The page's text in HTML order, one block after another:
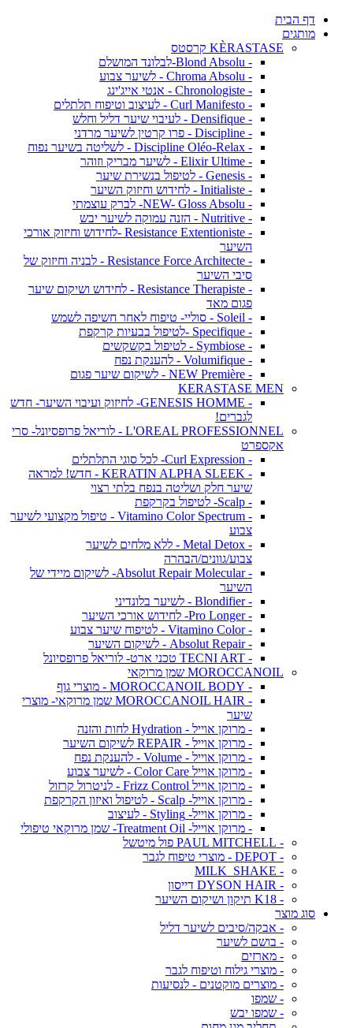
דף הבית
מותגים
KÈRASTASE קרסטס
- Blond Absolu-לבלונד המושלם
- Chroma Absolu - לשיער צבוע
- Chronologiste - אנטי אייג'ינג
- Curl Manifesto - לעיצוב וטיפוח תלתלים
- Densifique - לעיבוי שיער דליל וחלש
- Discipline - פרו קרטין לשיער מרדני
- Discipline Oléo-Relax - לשליטה בשיער נפוח
- Elixir Ultime - לשיער מבריק וזוהר
- Genesis - לטיפול בנשירת שיער
- Initialiste - לחידוש וחיזוק השיער
- NEW- Gloss Absolu- לברק עוצמתי
- Nutritive - הזנה עמוקה לשיער יבש
- Resistance Extentioniste -לחידוש וחיזוק אורכי
השיער
- Resistance Force Architecte - לבניה וחיזוק של
סיבי השיער
- Resistance Therapiste - לחידוש ושיקום שיער
פגום מאד
- Soleil - סוליי- טיפוח לאחר חשיפה לשמש
- Specifique -לטיפול בבעיות קרקפת
- Symbiose - לטיפול בקשקשים
- Volumifique - להענקת נפח
- NEW Première - לשיקום שיער פגום
KERASTASE MEN
- GENESIS HOMME- לחיזוק ועיבוי השיער- חדש
לגברים!
L'OREAL PROFESSIONNEL - לוריאל פרופסיונל- סרי
אקספרט
- Curl Expression- לכל סוגי התלתלים
- KERATIN ALPHA SLEEK - חדש! למראה
שיער חלק ושליטה בנפח בלתי רצוי
- Scalp- לטיפול בקרקפת
- Vitamino Color Spectrum - טיפול מקצועי לשיער
צבוע
- Metal Detox - ללא מלחים לשיער
צבוע/גוונים/הבהרה
- Absolut Repair Molecular- לשיקום מיידי של
השיער
- Blondifier - לשיער בלונדיני
- Pro Longer- לחידוש אורכי השיער
- Vitamino Color - לטיפוח שיער צבוע
- Absolut Repair - לשיקום השיער
- TECNI ART טכני ארט- לוריאל פרופסיונל
MOROCCANOIL שמן מרוקאי
- MOROCCANOIL BODY - מוצרי גוף
- MOROCCANOIL HAIR שמן מרוקאי- מוצרי
שיער
- מרוקן אוייל - Hydration לחות והזנה
- מרוקן אוייל - REPAIR לשיקום השיער
- מרוקן אוייל - Volume - להענקת נפח
- מרוקן אוייל Color Care - לשיער צבוע
- מרוקן אוייל Frizz Control - לניטרול קרזול
- מרוקן אוייל- Scalp - לטיפול ואיזון הקרקפת
- מרוקן אוייל- Styling - לעיצוב
- מרוקן אוייל- Treatment Oil- שמן מרוקאי טיפולי
- PAUL MITCHELL פול מיטשל
- DEPOT - מוצרי טיפוח לגבר
- MILK_SHAKE
- DYSON HAIR דייסון
- K18 תיקון ושיקום השיער
סוג מוצר
- אבקה/סיבים לשיער דליל
- בושם לשיער
- מארזים
- מוצרי גילוח וטיפוח לגבר
- מוצרים מוקטנים - לנסיעות
- שמפו
- שמפו יבש